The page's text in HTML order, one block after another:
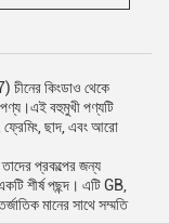
চীনের কিংডাও থেকে
বহুমুখী পণ্যটি
ফ্রেমিং, ছাদ, এবং আরো
প্রকল্পের জন্য
শীর্ষ পছন্দ। এটি GB,
মানের সাথে সম্মতি